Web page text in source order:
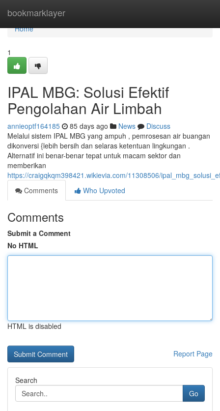
bookmarklayer
Home
Home
1
IPAL MBG: Solusi Efektif
Pengolahan Air Limbah
annieoptf164185 85 days ago News
Discuss
Melalui sistem IPAL MBG yang ampuh , pemrosesan air buangan
dikonversi {lebih bersih dan selaras ketentuan lingkungan .
Alternatif ini benar-benar tepat untuk macam sektor dan
memberikan
https://craigqkqm398421.wikievia.com/11308506/
Comments
Who Upvoted
Comments
Submit a Comment
No HTML
HTML is disabled
Report Page
Search
Go